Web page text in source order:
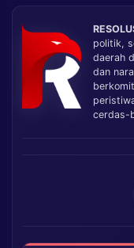
politik,
daerah
dan
cerdas-